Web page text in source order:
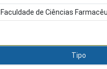
Faculdade de Ciências
Tipo